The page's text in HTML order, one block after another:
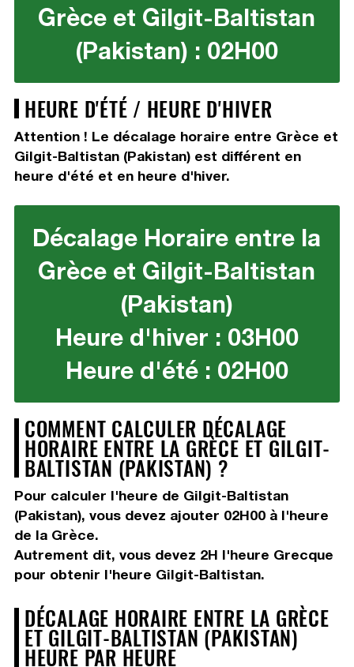
Grèce et Gilgit-Baltistan
(Pakistan) : 02H00
HEURE D'ÉTÉ / HEURE D'HIVER
Attention ! Le décalage horaire entre Grèce et
Gilgit-Baltistan (Pakistan) est différent en
heure d'été et en heure d'hiver.
Décalage Horaire entre la
Grèce et Gilgit-Baltistan
(Pakistan)
Heure d'hiver : 03H00
Heure d'été : 02H00
COMMENT CALCULER DÉCALAGE
HORAIRE ENTRE LA GRÈCE ET GILGIT-
BALTISTAN (PAKISTAN) ?
Pour calculer l'heure de Gilgit-Baltistan
(Pakistan), vous devez ajouter 02H00à l'heure
de la Grèce.
Autrement dit, vous devez 2H l'heure Grecque
pour obtenir l'heure Gilgit-Baltistan.
DÉCALAGE HORAIRE ENTRE LA GRÈCE
ET GILGIT-BALTISTAN (PAKISTAN)
HEURE PAR HEURE